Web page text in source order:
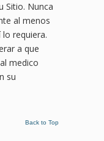
Sitio. Nunca
al menos
requiera.
a que
medico
su
Back to Top